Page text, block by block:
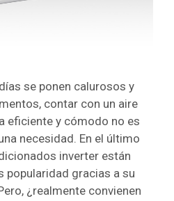
se ponen calurosos y
contar con un aire
eficiente y cómodo no es
necesidad. En el último
inverter están
popularidad gracias a su
¿realmente convienen